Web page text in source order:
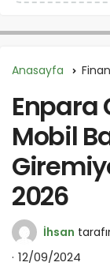
Anasayfa
Enpara
Mobil
2026
İhsan
12/09/2024